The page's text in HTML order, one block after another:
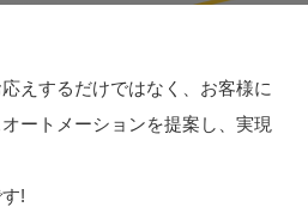
えするだけではなく、お客様に
ートメーションを提案し、実現
!